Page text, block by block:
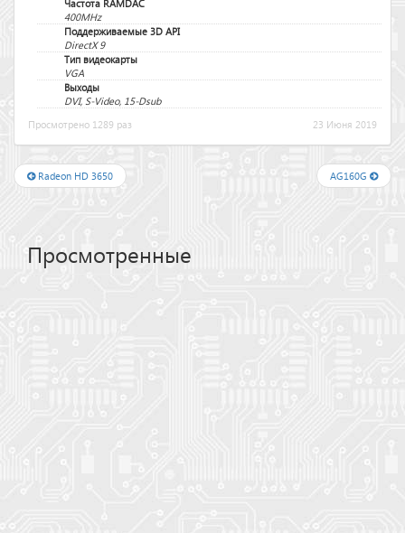
Частота RAMDAC
400MHz
Поддерживаемые 3D API
DirectX 9
Тип видеокарты
VGA
Выходы
DVI, S-Video, 15-Dsub
Просмотрено 1289 раз
23 Июня 2019
Radeon HD 3650 AG160G
Просмотренные